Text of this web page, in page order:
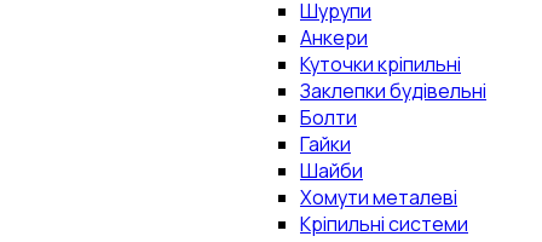
Шурупи
Анкери
Куточки кріпильні
Заклепки будівельні
Болти
Гайки
Шайби
Хомути металеві
Кріпильні системи